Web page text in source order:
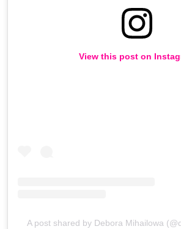
View this post on
A post shared by Debora Mihailowa